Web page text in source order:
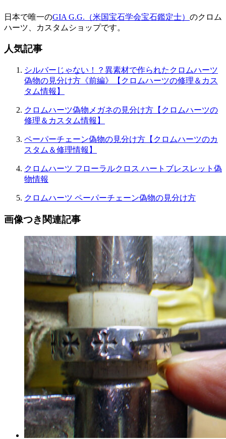
日本で唯一のGIA G.G.（米国宝石学会宝石鑑定士） のクロム
ハーツ、カスタムショップです。
人気記事
シルバーじゃない！？異素材で作られたクロムハーツ
偽物の見分け方《前編》【クロムハーツの修理＆カス
タム情報】
クロムハーツ偽物メガネの見分け方【クロムハーツの
修理＆カスタム情報】
ペーパーチェーン偽物の見分け方【クロムハーツのカ
スタム＆修理情報】
クロムハーツ フローラルクロス ハートブレスレット偽
物情報
クロムハーツ ペーパーチェーン偽物の見分け方
画像つき関連記事